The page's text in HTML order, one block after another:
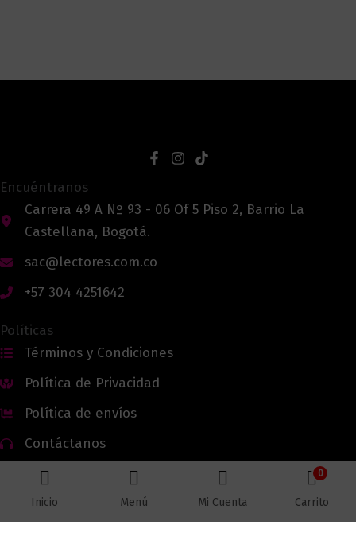
Encuéntranos
Carrera 49 A Nº 93 - 06 Of 5 Piso 2, Barrio La
Castellana, Bogotá.
sac@lectores.com.co
+57 304 4251642
Políticas
Términos y Condiciones
Política de Privacidad
Política de envíos
Contáctanos
Todos los derechos reservados © 2026 Lectores.co |
Inicio Menú Mi Cuenta
0
Carrito